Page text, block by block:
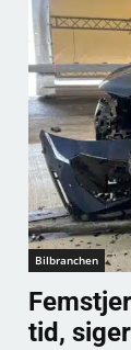
Bilbranchen
tid,